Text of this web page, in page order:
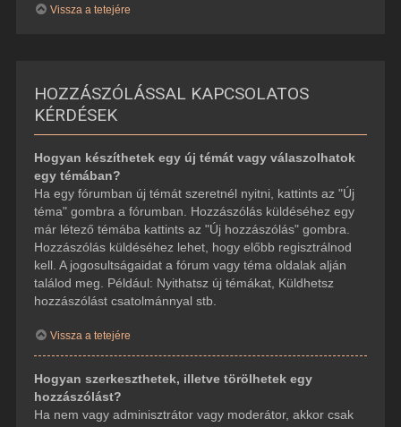
Vissza a tetejére
HOZZÁSZÓLÁSSAL KAPCSOLATOS
KÉRDÉSEK
Hogyan készíthetek egy új témát vagy válaszolhatok
egy témában?
Ha egy fórumban új témát szeretnél nyitni, kattints az "Új
téma" gombra a fórumban. Hozzászólás küldéséhez egy
már létező témába kattints az "Új hozzászólás" gombra.
Hozzászólás küldéséhez lehet, hogy előbb regisztrálnod
kell. A jogosultságaidat a fórum vagy téma oldalak alján
találod meg. Például: Nyithatsz új témákat, Küldhetsz
hozzászólást csatolmánnyal stb.
Vissza a tetejére
Hogyan szerkeszthetek, illetve törölhetek egy
hozzászólást?
Ha nem vagy adminisztrátor vagy moderátor, akkor csak